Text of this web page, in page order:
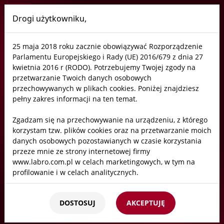
Labro
Instrukcje montażu
Katalogi
Rysunki techniczne
Instrukcje montażu
Drogi użytkowniku,
25 maja 2018 roku zacznie obowiązywać Rozporządzenie
Parlamentu Europejskiego i Rady (UE) 2016/679 z dnia 27
kwietnia 2016 r (RODO). Potrzebujemy Twojej zgody na
przetwarzanie Twoich danych osobowych
przechowywanych w plikach cookies. Poniżej znajdziesz
pełny zakres informacji na ten temat.
Zgadzam się na przechowywanie na urządzeniu, z którego
korzystam tzw. plików cookies oraz na przetwarzanie moich
danych osobowych pozostawianych w czasie korzystania
przeze mnie ze strony internetowej firmy
www.labro.com.pl w celach marketingowych, w tym na
profilowanie i w celach analitycznych.
Kto będzie administratorem Twoich danych?
Administratorami Twoich danych będziemy my: Firma
Labro Technologie sp.z o.o.sp.k. z siedzibą w Krakowie ul.
DOSTOSUJ AKCEPTUJĘ